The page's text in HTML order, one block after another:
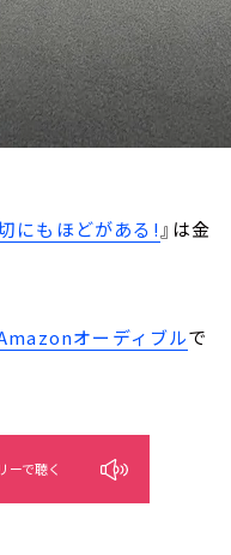
にもほどがある!』は金
オーディブルで
ーで聴く